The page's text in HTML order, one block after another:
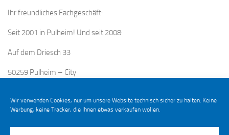
Wir verwenden Cookies, nur um unsere Website technisch sicher zu halten. Keine
Werbung, keine Tracker, die Ihnen etwas verkaufen wollen.
Ihr freundliches Fachgeschäft:
Seit 2001 in Pulheim! Und seit 2008:
Auf dem Driesch 33
50259 Pulheim – City